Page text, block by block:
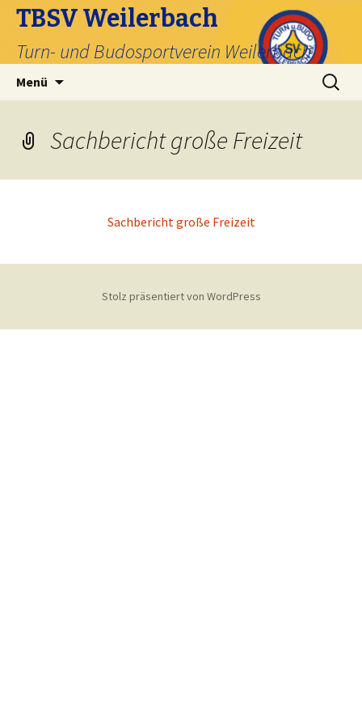
TBSV Weilerbach
Turn- und Budosportverein Weilerbach
Menü
Suche
nach:
Sachbericht große Freizeit
Sachbericht große Freizeit
Stolz präsentiert von WordPress